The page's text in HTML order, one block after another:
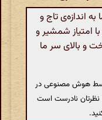
اندازه‌ی تاج و
امتیاز شمشیر و
و بالای سر ما
هوش مصنوعی در
نظرتان نادرست است